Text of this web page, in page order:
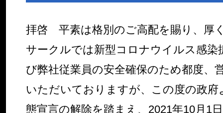
拝啓 平素は格別のご高配を賜り、厚
サークルでは新型コロナウイルス感染
び弊社従業員の安全確保のため都度、
いただいておりますが、この度の政府
態宣言の解除を踏まえ、2021年10月1